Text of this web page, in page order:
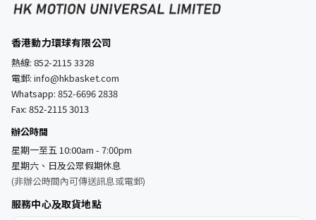
香港動力環球有限公司
熱線: 852-2115 3328
電郵: info@hkbasket.com
Whatsapp: 852-6696 2838
Fax: 852-2115 3013
辦公時間
星期一至五 10:00am - 7:00pm
星期六、日及公眾假期休息
(非辦公時間內可傳送訊息或電郵)
服務中心及取貨地點